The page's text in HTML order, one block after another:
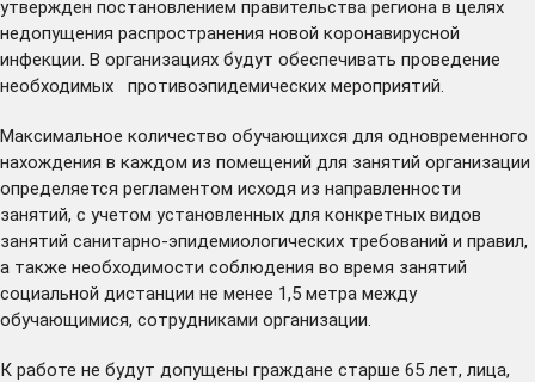
утвержден постановлением правительства региона в целях
недопущения распространения новой коронавирусной
инфекции. В организациях будут обеспечивать проведение
необходимых противоэпидемических мероприятий.
Максимальное количество обучающихся для одновременного
нахождения в каждом из помещений для занятий организации
определяется регламентом исходя из направленности
занятий, с учетом установленных для конкретных видов
занятий санитарно-эпидемиологических требований и правил,
а также необходимости соблюдения во время занятий
социальной дистанции не менее 1,5 метра между
обучающимися, сотрудниками организации.
К работе не будут допущены граждане старше 65 лет, лица,